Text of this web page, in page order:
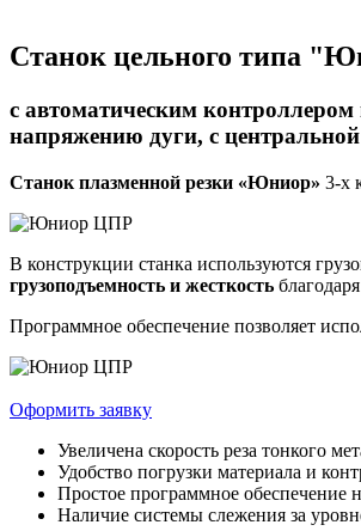
Станок цельного типа
с автоматическим
напряжению дуги, с
Станок плазменной резки «Юниор» 3-х
В конструкции станка используются
грузоподъемность и жесткость
Программное обеспечение позволяет
Оформить заявку
Увеличена скорость реза тонкого
Удобство погрузки материала и
Простое программное обеспечение
Наличие системы слежения за